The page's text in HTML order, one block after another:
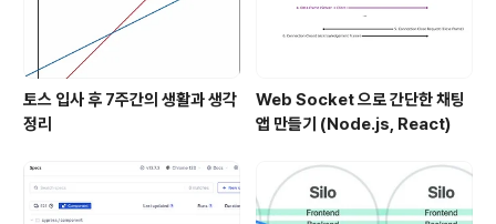
데이터 기반 사고가 재밌다. ..
토스 입사 후 7주간의 생활과 생각
정리
Web Socket 으로 간단한 채팅
앱 만들기 (Node.js, React)